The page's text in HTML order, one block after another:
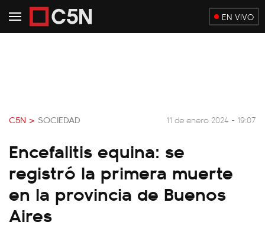
EN VIVO
C5N > SOCIEDAD 11 de enero 2024 - 19:07
Encefalitis equina: se
registró la primera muerte
en la provincia de Buenos
Aires